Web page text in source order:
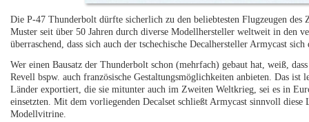
Die P-47 Thunderbolt dürfte sicherlich zu den beliebtesten Flugzeugen des
Muster seit über 50 Jahren durch diverse Modellhersteller weltweit in den
überraschend, dass sich auch der tschechische Decalhersteller Armycast
Wer einen Bausatz der Thunderbolt schon (mehrfach) gebaut hat, weiß,
Revell bspw. auch französische Gestaltungsmöglichkeiten anbieten. Das
Länder exportiert, die sie mitunter auch im Zweiten Weltkrieg, sei es in
einsetzten. Mit dem vorliegenden Decalset schließt Armycast sinnvoll
Modellvitrine.